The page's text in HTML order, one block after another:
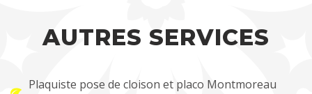
AUTRES SERVICES
Plaquiste pose de cloison et placo Montmoreau